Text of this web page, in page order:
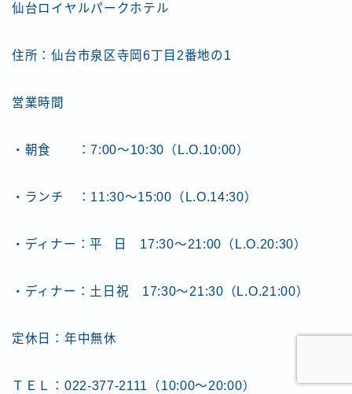
仙台ロイヤルパークホテル
住所：仙台市泉区寺岡6丁目2番地の1
営業時間
・朝食 ：7:00〜10:30（L.O.10:00）
・ランチ ：11:30〜15:00（L.O.14:30）
・ディナー：平 日 17:30～21:00（L.O.20:30）
・ディナー：土日祝 17:30～21:30（L.O.21:00）
定休日：年中無休
ＴＥＬ：022-377-2111（10:00～20:00）